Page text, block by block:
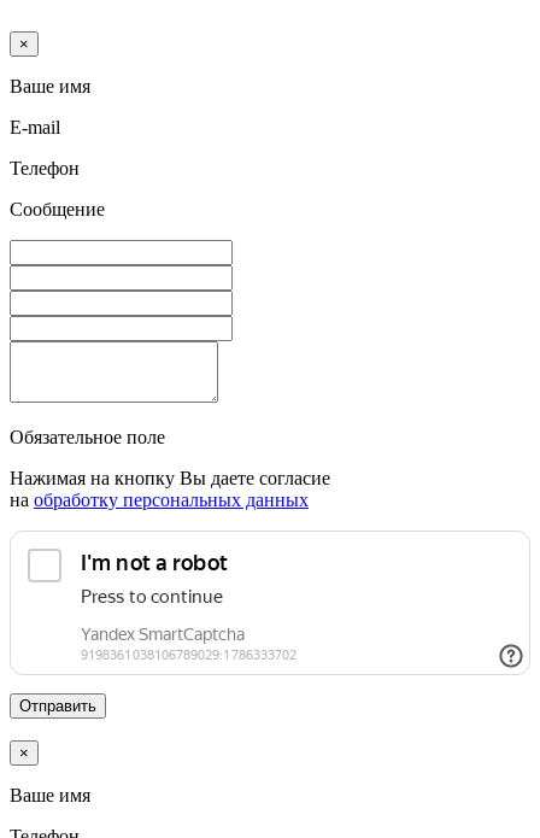
×
Ваше имя
E-mail
Телефон
Сообщение
Обязательное поле
Нажимая на кнопку Вы даете согласие
на обработку персональных данных
Отправить
×
Ваше имя